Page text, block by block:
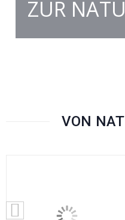
ZUR
VON